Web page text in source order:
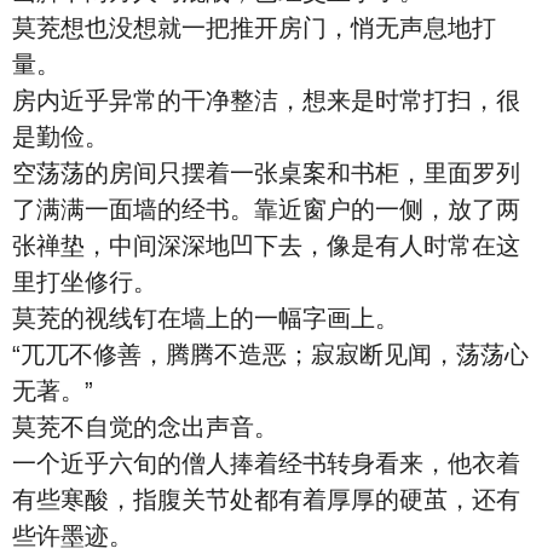
莫茺想也没想就一把推开房门，悄无声息地打
量。
房内近乎异常的干净整洁，想来是时常打扫，很
是勤俭。
空荡荡的房间只摆着一张桌案和书柜，里面罗列
了满满一面墙的经书。靠近窗户的一侧，放了两
张禅垫，中间深深地凹下去，像是有人时常在这
里打坐修行。
莫茺的视线钉在墙上的一幅字画上。
“兀兀不修善，腾腾不造恶；寂寂断见闻，荡荡心
无著。”
莫茺不自觉的念出声音。
一个近乎六旬的僧人捧着经书转身看来，他衣着
有些寒酸，指腹关节处都有着厚厚的硬茧，还有
些许墨迹。